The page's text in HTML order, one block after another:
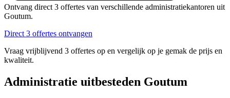
Ontvang direct 3 offertes van verschillende administratiekantoren uit
Goutum.
Direct 3 offertes ontvangen
Vraag vrijblijvend 3 offertes op en vergelijk op je gemak de prijs en
kwaliteit.
Administratie uitbesteden Goutum